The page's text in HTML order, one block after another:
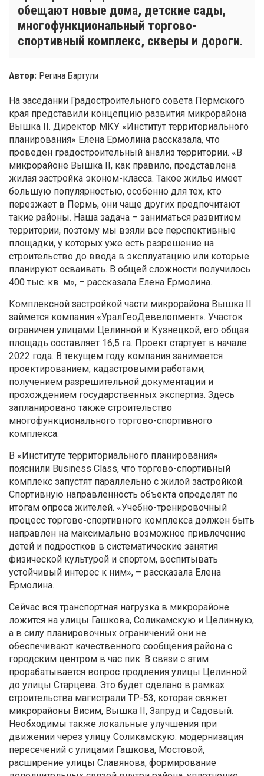
обещают новые дома, детские сады,
многофункциональный торгово-
спортивный комплекс, скверы и дороги.
Автор: Регина Бартули
На заседании Градостроительного совета Пермского
края представили концепцию развития микрорайона
Вышка II. Директор МКУ «Институт территориального
планирования» Елена Ермолина рассказала, что
проведен градостроительный анализ территории. «В
микрорайоне Вышка II, как правило, представлена
жилая застройка эконом-класса. Такое жилье имеет
большую популярностью, особенно для тех, кто
перезжает в Пермь, они чаще других предпочитают
такие районы. Наша задача – заниматься развитием
территории, поэтому мы взяли все перспективные
площадки, у которых уже есть разрешение на
строительство до ввода в эксплуатацию или которые
планируют осваивать. В общей сложности получилось
400 тыс. кв. м», – рассказала Елена Ермолина.
Комплексной застройкой части микрорайона Вышка II
займется компания «УралГеоДевелопмент». Участок
ограничен улицами Целинной и Кузнецкой, его общая
площадь составляет 16,5 га. Проект стартует в начале
2022 года. В текущем году компания занимается
проектированием, кадастровыми работами,
получением разрешительной документации и
прохождением государственных экспертиз. Здесь
запланировано также строительство
многофункционального торгово-спортивного
комплекса.
В «Институте территориального планирования»
пояснили Business Class, что торгово-спортивный
комплекс запустят параллельно с жилой застройкой.
Спортивную направленность объекта определят по
итогам опроса жителей. «Учебно-тренировочный
процесс торгово-спортивного комплекса должен быть
направлен на максимально возможное привлечение
детей и подростков в систематические занятия
физической культурой и спортом, воспитывать
устойчивый интерес к ним», – рассказала Елена
Ермолина.
Сейчас вся транспортная нагрузка в микрорайоне
ложится на улицы Гашкова, Соликамскую и Целинную,
а в силу планировочных ограничений они не
обеспечивают качественного сообщения района с
городским центром в час пик. В связи с этим
прорабатывается вопрос продления улицы Целинной
до улицы Старцева. Это будет сделано в рамках
строительства магистрали ТР-53, которая свяжет
микрорайоны Висим, Вышка II, Запруд и Садовый.
Необходимы также локальные улучшения при
движении через улицу Соликамскую: модернизация
пересечений с улицами Гашкова, Мостовой,
расширение улицы Славянова, формирование